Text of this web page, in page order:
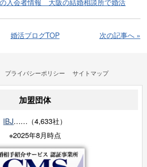
入会者情報 大阪の結婚相談所で婚活
婚活ブログTOP 次の記事へ »
プライバシーポリシー サイトマップ
加盟団体
IBJ……（4,633社）
※2025年8月時点